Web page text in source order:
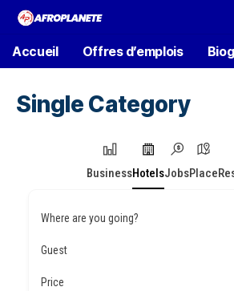
Accueil Offres d’emplois
Single Category
BusinessHotelsJobsPlace
Where are you going?
Guest
Price